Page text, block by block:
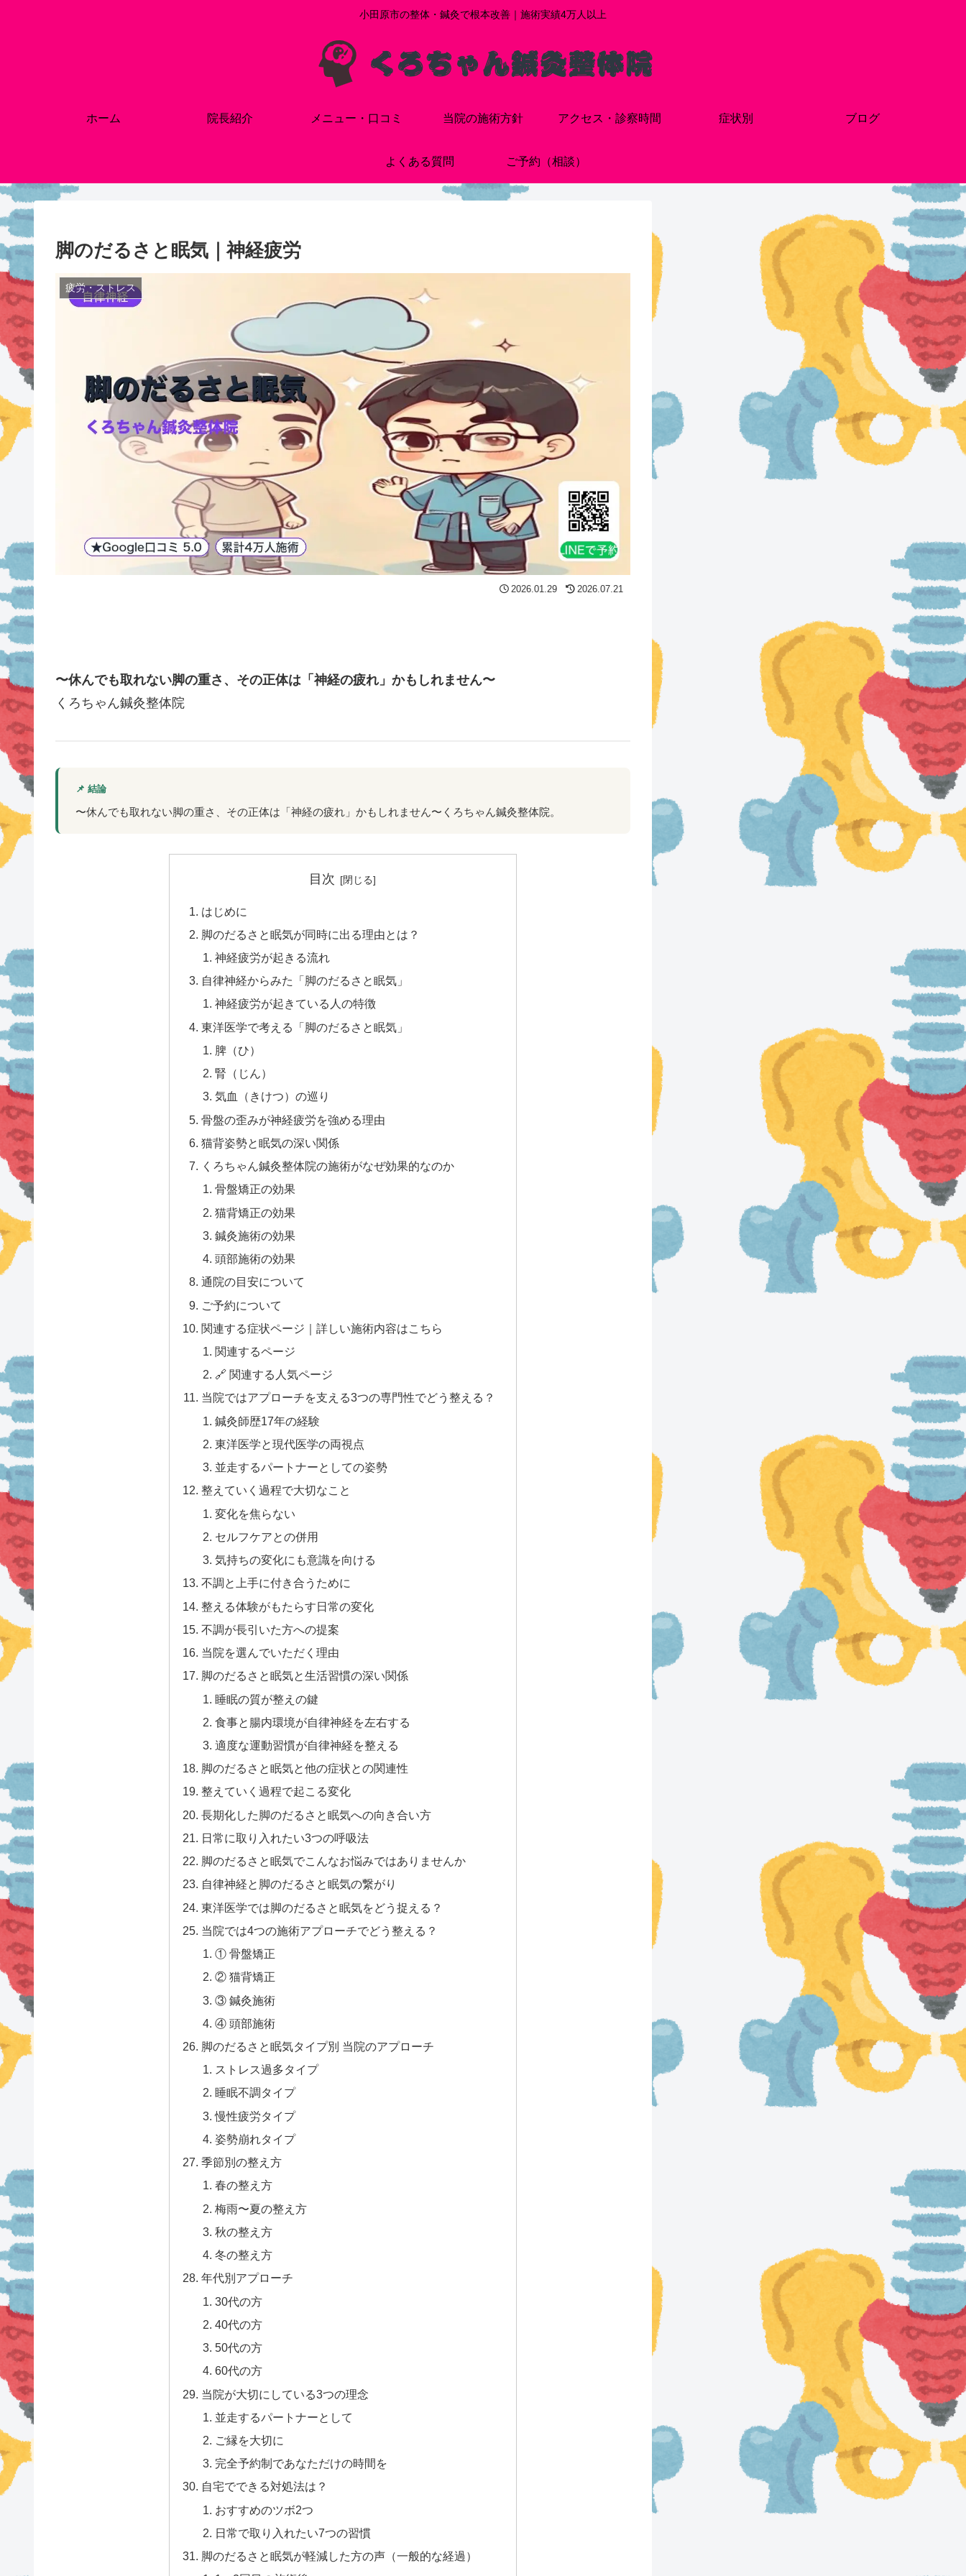
小田原市の整体・鍼灸で根本改善｜施術実績4万人以上
ホーム 院長紹介 メニュー・口コミ 当院の施術方針 アクセス・診察時間 症状別 ブログ
よくある質問 ご予約（相談）
脚のだるさと眠気｜神経疲労
疲労・ストレス
2026.01.29 2026.07.21
〜休んでも取れない脚の重さ、その正体は「神経の疲れ」かもしれません〜
くろちゃん鍼灸整体院
📌 結論
〜休んでも取れない脚の重さ、その正体は「神経の疲れ」かもしれません〜くろちゃん鍼灸整体院。
目次
はじめに
脚のだるさと眠気が同時に出る理由とは？
神経疲労が起きる流れ
自律神経からみた「脚のだるさと眠気」
神経疲労が起きている人の特徴
東洋医学で考える「脚のだるさと眠気」
脾（ひ）
腎（じん）
気血（きけつ）の巡り
骨盤の歪みが神経疲労を強める理由
猫背姿勢と眠気の深い関係
くろちゃん鍼灸整体院の施術がなぜ効果的なのか
骨盤矯正の効果
猫背矯正の効果
鍼灸施術の効果
頭部施術の効果
通院の目安について
ご予約について
関連する症状ページ｜詳しい施術内容はこちら
関連するページ
🔗 関連する人気ページ
当院ではアプローチを支える3つの専門性でどう整える？
鍼灸師歴17年の経験
東洋医学と現代医学の両視点
並走するパートナーとしての姿勢
整えていく過程で大切なこと
変化を焦らない
セルフケアとの併用
気持ちの変化にも意識を向ける
不調と上手に付き合うために
整える体験がもたらす日常の変化
不調が長引いた方への提案
当院を選んでいただく理由
脚のだるさと眠気と生活習慣の深い関係
睡眠の質が整えの鍵
食事と腸内環境が自律神経を左右する
適度な運動習慣が自律神経を整える
脚のだるさと眠気と他の症状との関連性
整えていく過程で起こる変化
長期化した脚のだるさと眠気への向き合い方
日常に取り入れたい3つの呼吸法
脚のだるさと眠気でこんなお悩みではありませんか
自律神経と脚のだるさと眠気の繋がり
東洋医学では脚のだるさと眠気をどう捉える？
当院では4つの施術アプローチでどう整える？
① 骨盤矯正
② 猫背矯正
③ 鍼灸施術
④ 頭部施術
脚のだるさと眠気タイプ別 当院のアプローチ
ストレス過多タイプ
睡眠不調タイプ
慢性疲労タイプ
姿勢崩れタイプ
季節別の整え方
春の整え方
梅雨〜夏の整え方
秋の整え方
冬の整え方
年代別アプローチ
30代の方
40代の方
50代の方
60代の方
当院が大切にしている3つの理念
並走するパートナーとして
ご縁を大切に
完全予約制であなただけの時間を
自宅でできる対処法は？
おすすめのツボ2つ
日常で取り入れたい7つの習慣
脚のだるさと眠気が軽減した方の声（一般的な経過）